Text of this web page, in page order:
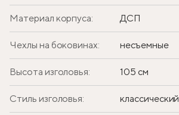
Материал корпуса: ДСП
Чехлы на боковинах: несъемные
Высота изголовья: 105 см
Стиль изголовья: классический